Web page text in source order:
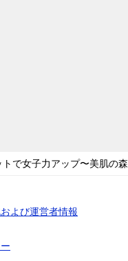
で女子力アップ〜美肌の森
よび運営者情報